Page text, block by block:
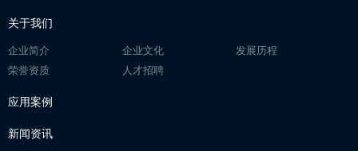
关于我们
企业简介 企业文化
发展历程
荣誉资质
人才招聘
应用案例
新闻资讯